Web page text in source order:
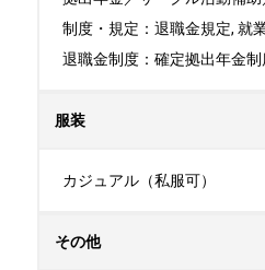
制度・規定：退職金規定, 就
退職金制度：確定拠出年金制
服装
カジュアル（私服可）
その他